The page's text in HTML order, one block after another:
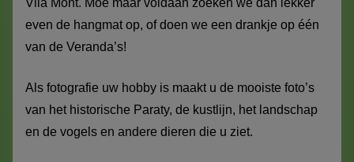
even de hangmat op, of doen we een drankje op één
van de Veranda’s!
Als fotografie uw hobby is maakt u de mooiste foto’s
van het historische Paraty, de kustlijn, het landschap
en de vogels en andere dieren die u ziet.